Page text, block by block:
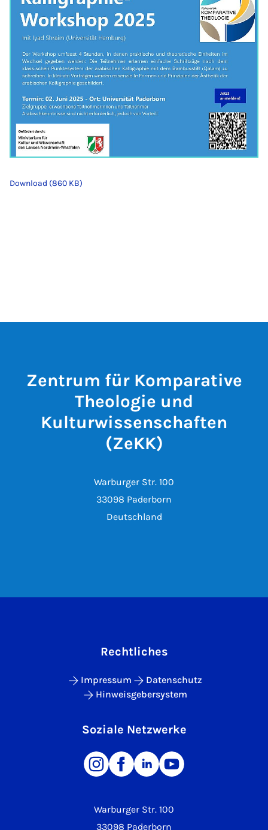
Download (860 KB)
Zentrum für Komparative
Theologie und
Kulturwissenschaften
(ZeKK)
Warburger Str. 100
33098 Paderborn
Deutschland
Warburger Str. 100
33098 Paderborn
Rechtliches
Impressum
Datenschutz
Hinweisgebersystem
Soziale Netzwerke